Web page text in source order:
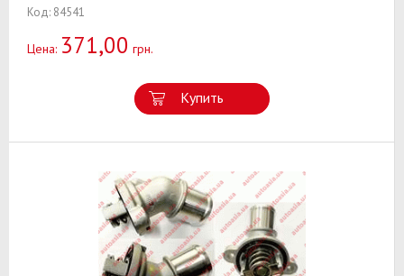
Код: 84541
Цена: 371,00 грн.
Купить